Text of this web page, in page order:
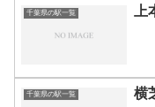
千葉県の駅一覧
千葉県の駅一覧 横